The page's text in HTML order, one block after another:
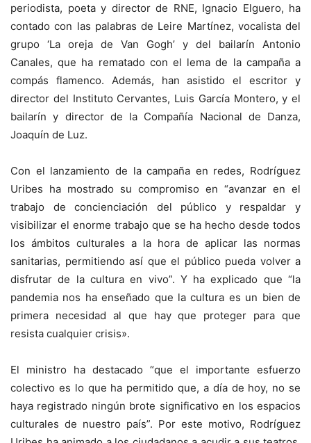
periodista, poeta y director de RNE, Ignacio Elguero, ha
contado con las palabras de Leire Martínez, vocalista del
grupo ‘La oreja de Van Gogh’ y del bailarín Antonio
Canales, que ha rematado con el lema de la campaña a
compás flamenco. Además, han asistido el escritor y
director del Instituto Cervantes, Luis García Montero, y el
bailarín y director de la Compañía Nacional de Danza,
Joaquín de Luz.
Con el lanzamiento de la campaña en redes, Rodríguez
Uribes ha mostrado su compromiso en “avanzar en el
trabajo de concienciación del público y respaldar y
visibilizar el enorme trabajo que se ha hecho desde todos
los ámbitos culturales a la hora de aplicar las normas
sanitarias, permitiendo así que el público pueda volver a
disfrutar de la cultura en vivo”. Y ha explicado que “la
pandemia nos ha enseñado que la cultura es un bien de
primera necesidad al que hay que proteger para que
resista cualquier crisis».
El ministro ha destacado “que el importante esfuerzo
colectivo es lo que ha permitido que, a día de hoy, no se
haya registrado ningún brote significativo en los espacios
culturales de nuestro país”. Por este motivo, Rodríguez